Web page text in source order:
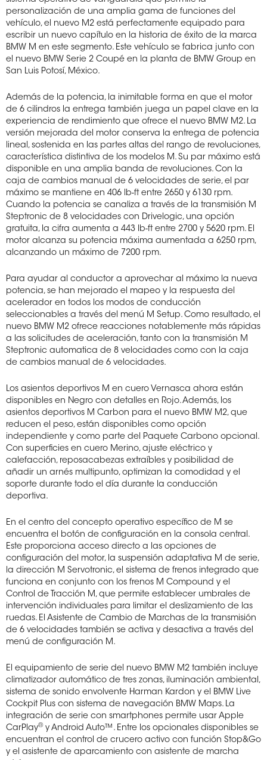
personalización de una amplia gama de funciones del
vehículo, el nuevo M2 está perfectamente equipado para
escribir un nuevo capítulo en la historia de éxito de la marca
BMW M en este segmento. Este vehículo se fabrica junto con
el nuevo BMW Serie 2 Coupé en la planta de BMW Group en
San Luis Potosí, México.
Además de la potencia, la inimitable forma en que el motor
de 6 cilindros la entrega también juega un papel clave en la
experiencia de rendimiento que ofrece el nuevo BMW M2. La
versión mejorada del motor conserva la entrega de potencia
lineal, sostenida en las partes altas del rango de revoluciones,
característica distintiva de los modelos M. Su par máximo está
disponible en una amplia banda de revoluciones. Con la
caja de cambios manual de 6 velocidades de serie, el par
máximo se mantiene en 406 lb-ft entre 2650 y 6130 rpm.
Cuando la potencia se canaliza a través de la transmisión M
Steptronic de 8 velocidades con Drivelogic, una opción
gratuita, la cifra aumenta a 443 lb-ft entre 2700 y 5620 rpm. El
motor alcanza su potencia máxima aumentada a 6250 rpm,
alcanzando un máximo de 7200 rpm.
Para ayudar al conductor a aprovechar al máximo la nueva
potencia, se han mejorado el mapeo y la respuesta del
acelerador en todos los modos de conducción
seleccionables a través del menú M Setup. Como resultado, el
nuevo BMW M2 ofrece reacciones notablemente más rápidas
a las solicitudes de aceleración, tanto con la transmisión M
Steptronic automatica de 8 velocidades como con la caja
de cambios manual de 6 velocidades.
Los asientos deportivos M en cuero Vernasca ahora están
disponibles en Negro con detalles en Rojo. Además, los
asientos deportivos M Carbon para el nuevo BMW M2, que
reducen el peso, están disponibles como opción
independiente y como parte del Paquete Carbono opcional.
Con superficies en cuero Merino, ajuste eléctrico y
calefacción, reposacabezas extraíbles y posibilidad de
añadir un arnés multipunto, optimizan la comodidad y el
soporte durante todo el día durante la conducción
deportiva.
En el centro del concepto operativo específico de M se
encuentra el botón de configuración en la consola central.
Este proporciona acceso directo a las opciones de
configuración del motor, la suspensión adaptativa M de serie,
la dirección M Servotronic, el sistema de frenos integrado que
funciona en conjunto con los frenos M Compound y el
Control de Tracción M, que permite establecer umbrales de
intervención individuales para limitar el deslizamiento de las
ruedas. El Asistente de Cambio de Marchas de la transmisión
de 6 velocidades también se activa y desactiva a través del
menú de configuración M.
El equipamiento de serie del nuevo BMW M2 también incluye
climatizador automático de tres zonas, iluminación ambiental,
sistema de sonido envolvente Harman Kardon y el BMW Live
Cockpit Plus con sistema de navegación BMW Maps. La
integración de serie con smartphones permite usar Apple
CarPlay® y Android Auto™. Entre los opcionales disponibles se
encuentran el control de crucero activo con función Stop&Go
y el asistente de aparcamiento con asistente de marcha